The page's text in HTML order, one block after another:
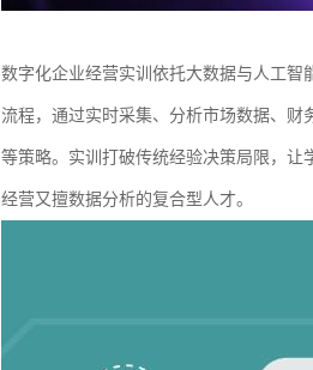
数字化企业经营实训依托大数据与人工
流程，通过实时采集、分析市场数据、
等策略。实训打破传统经验决策局限，
经营又擅数据分析的复合型人才。​